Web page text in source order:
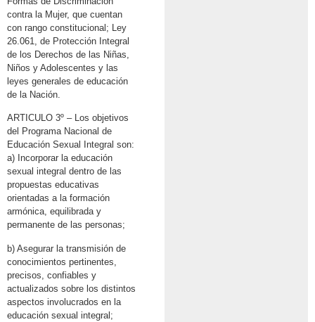
contra la Mujer, que cuentan
con rango constitucional; Ley
26.061, de Protección Integral
de los Derechos de las Niñas,
Niños y Adolescentes y las
leyes generales de educación
de la Nación.
ARTICULO 3º – Los objetivos
del Programa Nacional de
Educación Sexual Integral son:
a) Incorporar la educación
sexual integral dentro de las
propuestas educativas
orientadas a la formación
armónica, equilibrada y
permanente de las personas;
b) Asegurar la transmisión de
conocimientos pertinentes,
precisos, confiables y
actualizados sobre los distintos
aspectos involucrados en la
educación sexual integral;